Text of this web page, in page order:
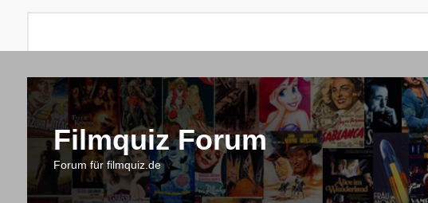
Filmquiz Forum
Forum für filmquiz.de